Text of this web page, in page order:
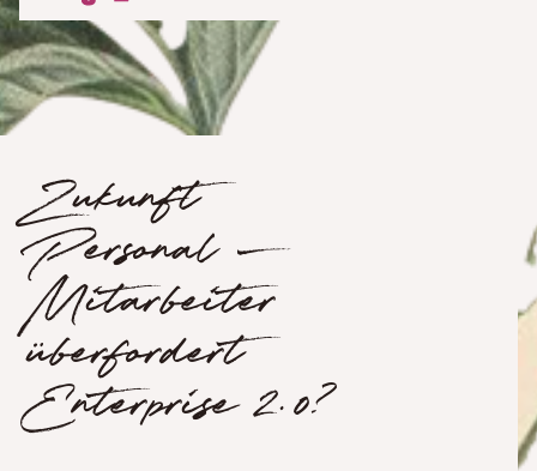
Zukunft
Personal –
Mitarbeiter
überfordert
Enterprise 2.0?